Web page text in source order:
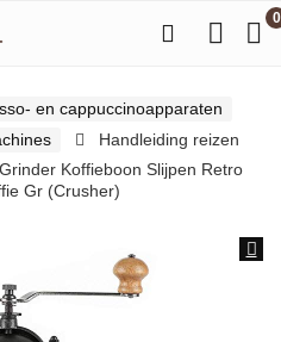
0
en cappuccinoapparaten
Handleiding reizen
Koffieboon Slijpen Retro
Gr (Crusher)